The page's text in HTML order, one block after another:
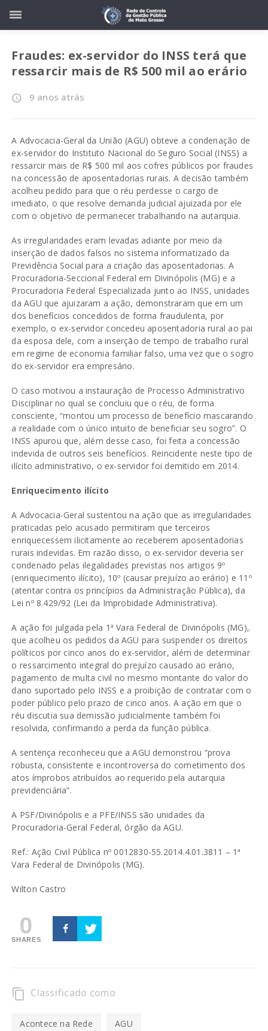
Fraudes: ex-servidor do INSS terá que
ressarcir mais de R$ 500 mil ao erário
access_time 9 anos atrás
A Advocacia-Geral da União (AGU) obteve a condenação de
ex-servidor do Instituto Nacional do Seguro Social (INSS) a
ressarcir mais de R$ 500 mil aos cofres públicos por fraudes
na concessão de aposentadorias rurais. A decisão também
acolheu pedido para que o réu perdesse o cargo de
imediato, o que resolve demanda judicial ajuizada por ele
com o objetivo de permanecer trabalhando na autarquia.
As irregularidades eram levadas adiante por meio da
inserção de dados falsos no sistema informatizado da
Previdência Social para a criação das aposentadorias. A
Procuradoria-Seccional Federal em Divinópolis (MG) e a
Procuradoria Federal Especializada junto ao INSS, unidades
da AGU que ajuizaram a ação, demonstraram que em um
dos benefícios concedidos de forma fraudulenta, por
exemplo, o ex-servidor concedeu aposentadoria rural ao pai
da esposa dele, com a inserção de tempo de trabalho rural
em regime de economia familiar falso, uma vez que o sogro
do ex-servidor era empresário.
O caso motivou a instauração de Processo Administrativo
Disciplinar no qual se concluiu que o réu, de forma
consciente, “montou um processo de benefício mascarando
a realidade com o único intuito de beneficiar seu sogro”. O
INSS apurou que, além desse caso, foi feita a concessão
indevida de outros seis benefícios. Reincidente neste tipo de
ilícito administrativo, o ex-servidor foi demitido em 2014.
Enriquecimento ilícito
A Advocacia-Geral sustentou na ação que as irregularidades
praticadas pelo acusado permitiram que terceiros
enriquecessem ilicitamente ao receberem aposentadorias
rurais indevidas. Em razão disso, o ex-servidor deveria ser
condenado pelas ilegalidades previstas nos artigos 9º
(enriquecimento ilícito), 10º (causar prejuízo ao erário) e 11º
(atentar contra os princípios da Administração Pública), da
Lei nº 8.429/92 (Lei da Improbidade Administrativa).
A ação foi julgada pela 1ª Vara Federal de Divinópolis (MG),
que acolheu os pedidos da AGU para suspender os direitos
políticos por cinco anos do ex-servidor, além de determinar
o ressarcimento integral do prejuízo causado ao erário,
pagamento de multa civil no mesmo montante do valor do
dano suportado pelo INSS e a proibição de contratar com o
poder público pelo prazo de cinco anos. A ação em que o
réu discutia sua demissão judicialmente também foi
resolvida, confirmando a perda da função pública.
A sentença reconheceu que a AGU demonstrou “prova
robusta, consistente e incontroversa do cometimento dos
atos ímprobos atribuídos ao requerido pela autarquia
previdenciária”.
A PSF/Divinópolis e a PFE/INSS são unidades da
Procuradoria-Geral Federal, órgão da AGU.
Ref.: Ação Civil Pública nº 0012830-55.2014.4.01.3811 – 1ª
Vara Federal de Divinópolis (MG).
Wilton Castro
0
SHARES
content_copy Classificado como
Acontece na Rede AGU